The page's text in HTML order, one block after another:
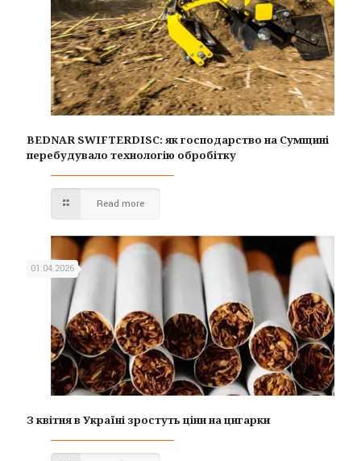
BEDNAR SWIFTERDISC: як господарство на Сумщині
перебудувало технологію обробітку
Read more
01.04.2026
З квітня в Україні зростуть ціни на цигарки